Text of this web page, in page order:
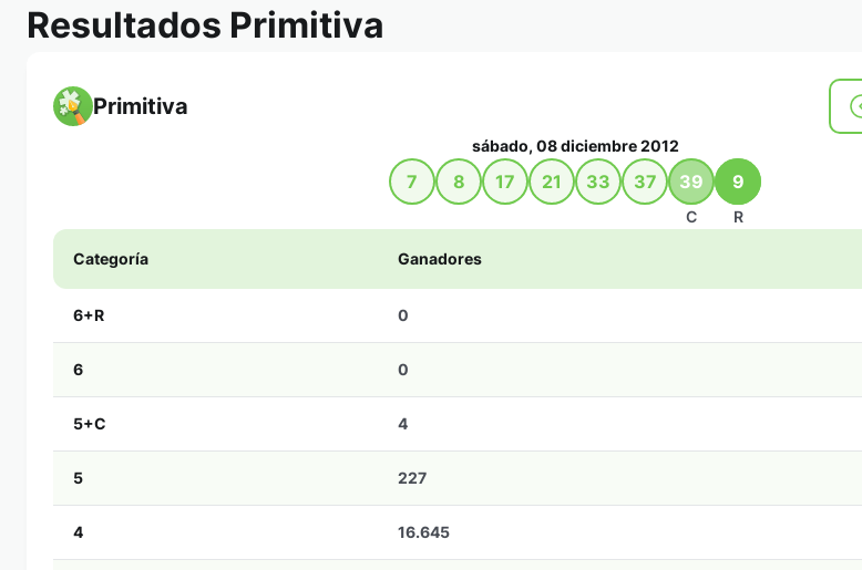
Resultados Primitiva
Primitiva
sábado, 08 diciembre 2012
7 8 17 21 33 37 39
C
9
R
Categoría Ganadores
6+R 0
6 0
5+C 4
5 227
4 16.645